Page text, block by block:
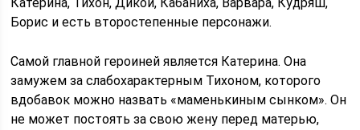
Борис и есть второстепенные персонажи.
Самой главной героиней является Катерина. Она
замужем за слабохарактерным Тихоном, которого
вдобавок можно назвать «маменькиным сынком». Он
не может постоять за свою жену перед матерью,